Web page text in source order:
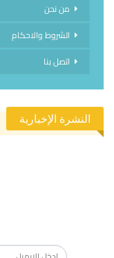
من نحن
الشروط والاحكام
اتصل بنا
النشرة الإخبارية